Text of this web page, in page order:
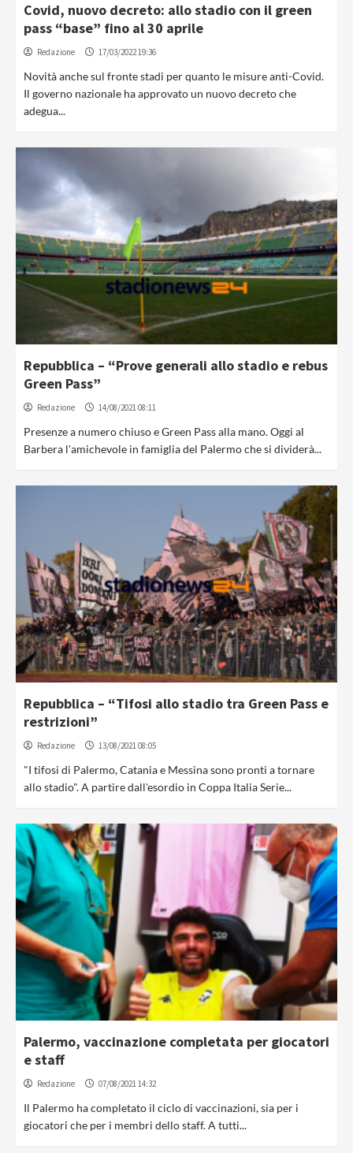
Covid, nuovo decreto: allo stadio con il green
pass “base” fino al 30 aprile
Redazione 17/03/2022 19:36
Novità anche sul fronte stadi per quanto le misure anti-Covid.
Il governo nazionale ha approvato un nuovo decreto che
adegua...
Repubblica – “Prove generali allo stadio e rebus
Green Pass”
Redazione 14/08/2021 08:11
Presenze a numero chiuso e Green Pass alla mano. Oggi al
Barbera l'amichevole in famiglia del Palermo che si dividerà...
Repubblica – “Tifosi allo stadio tra Green Pass e
restrizioni”
Redazione 13/08/2021 08:05
"I tifosi di Palermo, Catania e Messina sono pronti a tornare
allo stadio". A partire dall'esordio in Coppa Italia Serie...
Palermo, vaccinazione completata per giocatori
e staff
Redazione 07/08/2021 14:32
Il Palermo ha completato il ciclo di vaccinazioni, sia per i
giocatori che per i membri dello staff. A tutti...